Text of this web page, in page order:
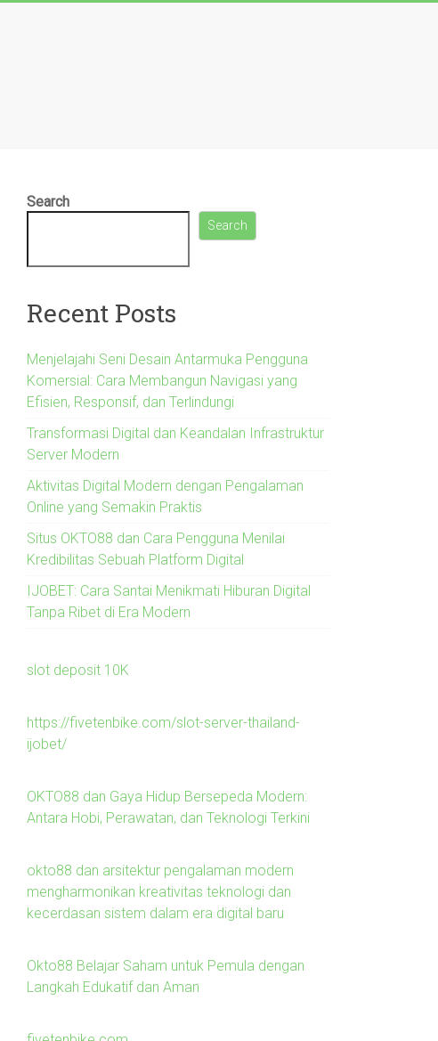
Search
Search
Recent Posts
Menjelajahi Seni Desain Antarmuka Pengguna
Komersial: Cara Membangun Navigasi yang
Efisien, Responsif, dan Terlindungi
Transformasi Digital dan Keandalan Infrastruktur
Server Modern
Aktivitas Digital Modern dengan Pengalaman
Online yang Semakin Praktis
Situs OKTO88 dan Cara Pengguna Menilai
Kredibilitas Sebuah Platform Digital
IJOBET: Cara Santai Menikmati Hiburan Digital
Tanpa Ribet di Era Modern
slot deposit 10K
https://fivetenbike.com/slot-server-thailand-
ijobet/
OKTO88 dan Gaya Hidup Bersepeda Modern:
Antara Hobi, Perawatan, dan Teknologi Terkini
okto88 dan arsitektur pengalaman modern
mengharmonikan kreativitas teknologi dan
kecerdasan sistem dalam era digital baru
Okto88 Belajar Saham untuk Pemula dengan
Langkah Edukatif dan Aman